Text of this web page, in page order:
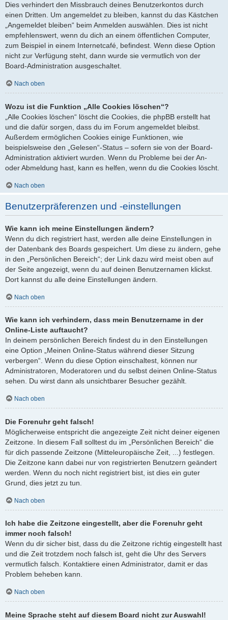
Dies verhindert den Missbrauch deines Benutzerkontos durch
einen Dritten. Um angemeldet zu bleiben, kannst du das Kästchen
„Angemeldet bleiben“ beim Anmelden auswählen. Dies ist nicht
empfehlenswert, wenn du dich an einem öffentlichen Computer,
zum Beispiel in einem Internetcafé, befindest. Wenn diese Option
nicht zur Verfügung steht, dann wurde sie vermutlich von der
Board-Administration ausgeschaltet.
Nach oben
Wozu ist die Funktion „Alle Cookies löschen“?
„Alle Cookies löschen“ löscht die Cookies, die phpBB erstellt hat
und die dafür sorgen, dass du im Forum angemeldet bleibst.
Außerdem ermöglichen Cookies einige Funktionen, wie
beispielsweise den „Gelesen“-Status – sofern sie von der Board-
Administration aktiviert wurden. Wenn du Probleme bei der An-
oder Abmeldung hast, kann es helfen, wenn du die Cookies löscht.
Nach oben
Benutzerpräferenzen und -einstellungen
Wie kann ich meine Einstellungen ändern?
Wenn du dich registriert hast, werden alle deine Einstellungen in
der Datenbank des Boards gespeichert. Um diese zu ändern, gehe
in den „Persönlichen Bereich“; der Link dazu wird meist oben auf
der Seite angezeigt, wenn du auf deinen Benutzernamen klickst.
Dort kannst du alle deine Einstellungen ändern.
Nach oben
Wie kann ich verhindern, dass mein Benutzername in der
Online-Liste auftaucht?
In deinem persönlichen Bereich findest du in den Einstellungen
eine Option „Meinen Online-Status während dieser Sitzung
verbergen“. Wenn du diese Option einschaltest, können nur
Administratoren, Moderatoren und du selbst deinen Online-Status
sehen. Du wirst dann als unsichtbarer Besucher gezählt.
Nach oben
Die Forenuhr geht falsch!
Möglicherweise entspricht die angezeigte Zeit nicht deiner eigenen
Zeitzone. In diesem Fall solltest du im „Persönlichen Bereich“ die
für dich passende Zeitzone (Mitteleuropäische Zeit, ...) festlegen.
Die Zeitzone kann dabei nur von registrierten Benutzern geändert
werden. Wenn du noch nicht registriert bist, ist dies ein guter
Grund, dies jetzt zu tun.
Nach oben
Ich habe die Zeitzone eingestellt, aber die Forenuhr geht
immer noch falsch!
Wenn du dir sicher bist, dass du die Zeitzone richtig eingestellt hast
und die Zeit trotzdem noch falsch ist, geht die Uhr des Servers
vermutlich falsch. Kontaktiere einen Administrator, damit er das
Problem beheben kann.
Nach oben
Meine Sprache steht auf diesem Board nicht zur Auswahl!